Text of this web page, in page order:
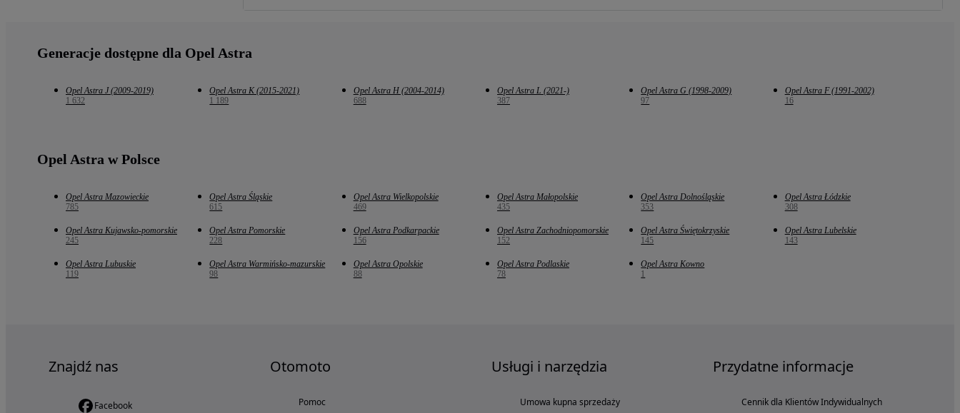
Generacje dostępne dla Opel Astra
Opel Astra J (2009-2019)
1 632
Opel Astra K (2015-2021)
1 189
Opel Astra H (2004-2014)
688
Opel Astra L (2021-)
387
Opel Astra G (1998-2009)
97
Opel Astra F (1991-2002)
16
Opel Astra w Polsce
Opel Astra Mazowieckie
785
Opel Astra Śląskie
615
Opel Astra Wielkopolskie
469
Opel Astra Małopolskie
435
Opel Astra Dolnośląskie
353
Opel Astra Łódzkie
308
Opel Astra Kujawsko-pomorskie
245
Opel Astra Pomorskie
228
Opel Astra Podkarpackie
156
Opel Astra Zachodniopomorskie
152
Opel Astra Świętokrzyskie
145
Opel Astra Lubelskie
143
Opel Astra Lubuskie
119
Opel Astra Warmińsko-mazurskie
98
Opel Astra Opolskie
88
Opel Astra Podlaskie
78
Opel Astra Kowno
1
Znajdź nas
Facebook
Otomoto
Pomoc
Usługi i narzędzia
Umowa kupna sprzedaży
Przydatne informacje
Cennik dla Klientów Indywidualnych